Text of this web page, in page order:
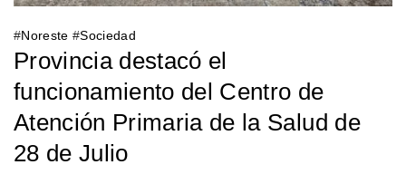
#Noreste #Sociedad
Provincia destacó el
funcionamiento del Centro de
Atención Primaria de la Salud de
28 de Julio